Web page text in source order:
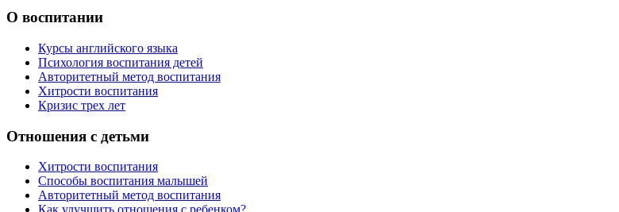
О воспитании
Курсы английского языка
Психология воспитания детей
Авторитетный метод воспитания
Хитрости воспитания
Кризис трех лет
Отношения с детьми
Хитрости воспитания
Способы воспитания малышей
Авторитетный метод воспитания